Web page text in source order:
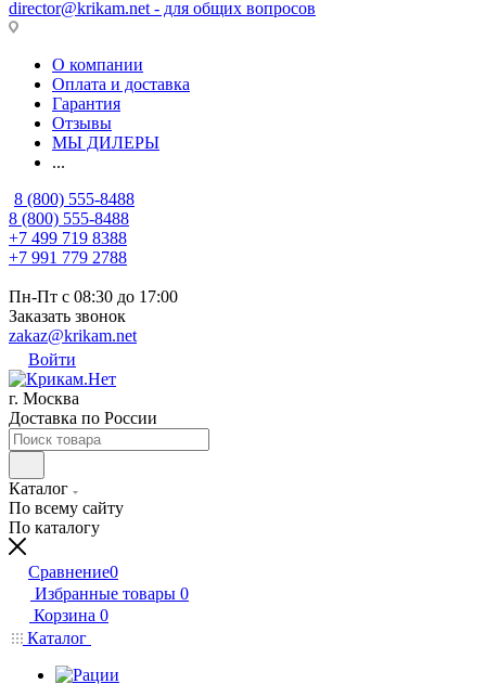
director@krikam.net - для общих вопросов
О компании
Оплата и доставка
Гарантия
Отзывы
МЫ ДИЛЕРЫ
...
8 (800) 555-8488
8 (800) 555-8488
+7 499 719 8388
+7 991 779 2788
Пн-Пт с 08:30 до 17:00
Заказать звонок
zakaz@krikam.net
Войти
г. Москва
Доставка по России
Каталог
По всему сайту
По каталогу
Сравнение0
Избранные товары 0
Корзина 0
Каталог